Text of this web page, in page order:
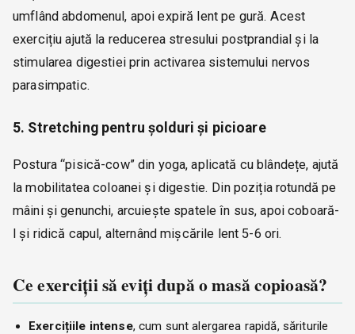
umflând abdomenul, apoi expiră lent pe gură. Acest
exercițiu ajută la reducerea stresului postprandial și la
stimularea digestiei prin activarea sistemului nervos
parasimpatic.
5. Stretching pentru șolduri și picioare
Postura “pisică-cow” din yoga, aplicată cu blândețe, ajută
la mobilitatea coloanei și digestie. Din poziția rotundă pe
mâini și genunchi, arcuiește spatele în sus, apoi coboară-
l și ridică capul, alternând mișcările lent 5-6 ori.
Ce exerciții să eviți după o masă copioasă?
Exercițiile intense, cum sunt alergarea rapidă, săriturile